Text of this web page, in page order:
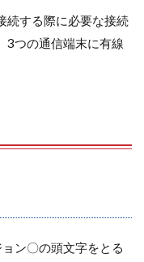
する際に必要な接続
3つの通信端末に有線
ン〇の頭文字をとる